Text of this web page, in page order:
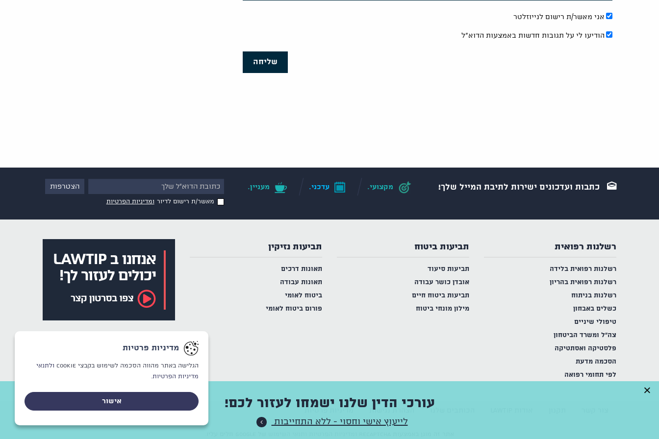
אני מאשר/ת רישום לנייוזלטר
הודיעו לי על תגובות חדשות באמצעות הדוא"ל
שליחה
כתבות ועדכונים ישירות לתיבת המייל שלך! מקצועי. עדכני. מעניין.
מאשר/ת רישום לדיור ומדיניות הפרטיות
רשלנות רפואית
רשלנות רפואית בלידה
רשלנות רפואית בהריון
רשלנות בניתוח
כשלים באבחון
טיפולי שיניים
צה"ל ומשרד הביטחון
פלסטיקה ואסתטיקה
הסכמה מדעת
לפי תחומי רפואה
תביעות ביטוח
תביעות סיעוד
אובדן כושר עבודה
תביעות ביטוח חיים
מילון מונחי ביטוח
תביעות נזיקין
תאונות דרכים
תאונות עבודה
ביטוח לאומי
פורום ביטוח לאומי
הצהרת נגישות
עורכי הדין שלנו ישמחו לעזור לכם!
לייעוץ אישי וחסוי - ללא התחייבות
×
מדיניות פרטיות
הגלישה באתר מהווה הסכמה לשימוש בקבצי Cookie
ולתנאי
מדיניות הפרטיות.
אישור